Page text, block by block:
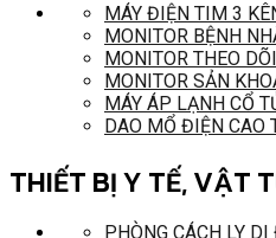
MÁY ĐIỆN TIM 3
MONITOR BỆNH
MONITOR THEO
MONITOR SẢN
MÁY ÁP LẠNH CỔ
DAO MỔ ĐIỆN CAO
THIẾT BỊ Y TẾ, VẬT
PHÒNG CÁCH LY DI